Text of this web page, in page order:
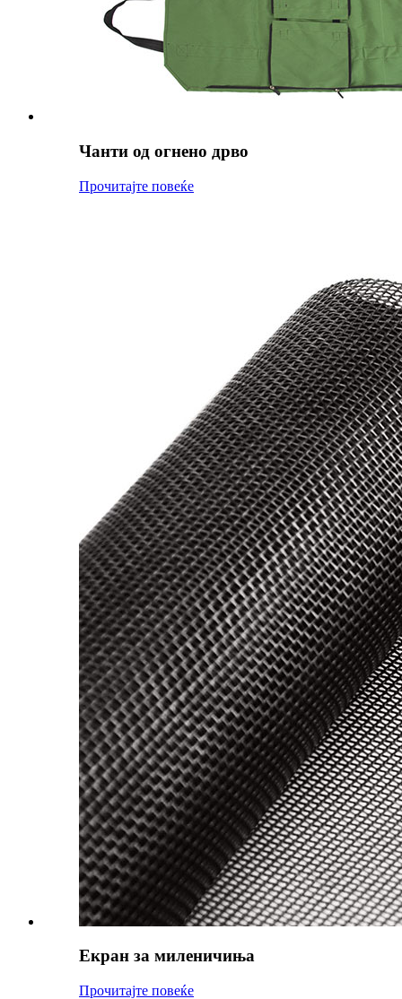
Чанти од огнено дрво
Прочитајте повеќе
Екран за миленичиња
Прочитајте повеќе